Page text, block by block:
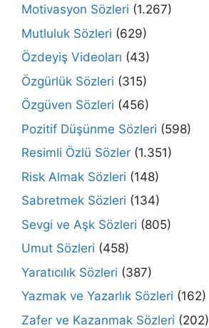
Motivasyon Sözleri (1.267)
Mutluluk Sözleri (629)
Özdeyiş Videoları (43)
Özgürlük Sözleri (315)
Özgüven Sözleri (456)
Pozitif Düşünme Sözleri (598)
Resimli Özlü Sözler (1.351)
Risk Almak Sözleri (148)
Sabretmek Sözleri (134)
Sevgi ve Aşk Sözleri (805)
Umut Sözleri (458)
Yaratıcılık Sözleri (387)
Yazmak ve Yazarlık Sözleri (162)
Zafer ve Kazanmak Sözleri (202)